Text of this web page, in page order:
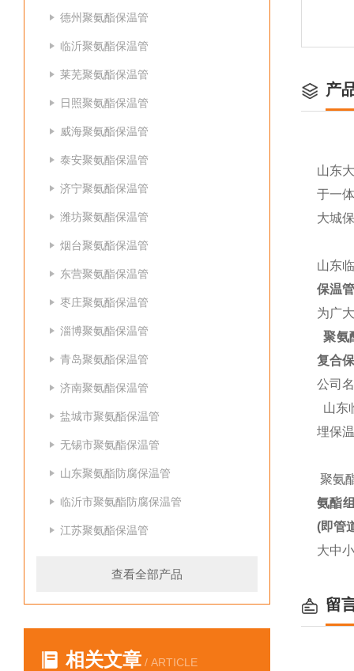
德州聚氨酯保温管
临沂聚氨酯保温管
莱芜聚氨酯保温管
日照聚氨酯保温管
威海聚氨酯保温管
泰安聚氨酯保温管
济宁聚氨酯保温管
潍坊聚氨酯保温管
烟台聚氨酯保温管
东营聚氨酯保温管
枣庄聚氨酯保温管
淄博聚氨酯保温管
青岛聚氨酯保温管
济南聚氨酯保温管
盐城市聚氨酯保温管
无锡市聚氨酯保温管
山东聚氨酯防腐保温管
临沂市聚氨酯防腐保温管
江苏聚氨酯保温管
查看全部产品
相关文章 / ARTICLE
产
山东
于一
大城
山东
保温
为广
聚氨
复合
公司
山东
埋保
聚氨
氨酯
(即管
大中
留